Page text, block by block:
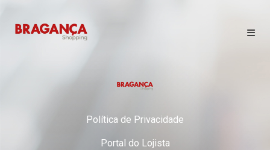
Política de Privacidade
Portal do Lojista